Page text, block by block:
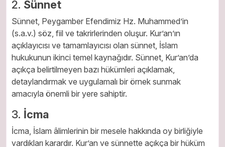
2. Sünnet
Sünnet, Peygamber Efendimiz Hz. Muhammed’in
(s.a.v.) söz, fiil ve takrirlerinden oluşur. Kur’an’ın
açıklayıcısı ve tamamlayıcısı olan sünnet, İslam
hukukunun ikinci temel kaynağıdır. Sünnet, Kur’an’da
açıkça belirtilmeyen bazı hükümleri açıklamak,
detaylandırmak ve uygulamalı bir örnek sunmak
amacıyla önemli bir yere sahiptir.
3. İcma
İcma, İslam âlimlerinin bir mesele hakkında oy birliğiyle
vardıkları karardır. Kur’an ve sünnette açıkça bir hüküm